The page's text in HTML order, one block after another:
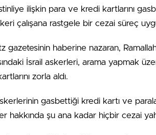
ilişkin para ve kredi kartlarını
çalışana rastgele bir cezai süreç
gazetesinin haberine nazaran,
İsrail askerleri, arama yapmak
zorla aldı.
gasbettiği kredi kartı ve
hakkında şu ana kadar hiçbir cezai